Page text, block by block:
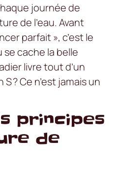
journée de
de l’eau. Avant
parfait », c’est le
se cache la belle
livre tout d’un
? Ce n’est jamais un
principes
de